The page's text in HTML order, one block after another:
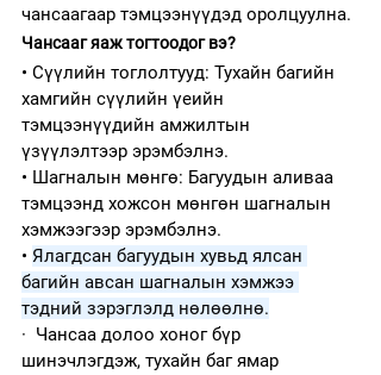
чансаагаар тэмцээнүүдэд оролцуулна.
Чансааг яаж тогтоодог вэ?
• Сүүлийн тоглолтууд: Тухайн багийн
хамгийн сүүлийн үеийн
тэмцээнүүдийн амжилтын
үзүүлэлтээр эрэмбэлнэ.
• Шагналын мөнгө: Багуудын аливаа
тэмцээнд хожсон мөнгөн шагналын
хэмжээгээр эрэмбэлнэ.
• Ялагдсан багуудын хувьд ялсан
багийн авсан шагналын хэмжээ
тэдний зэрэглэлд нөлөөлнө.
·  Чансаа долоо хоног бүр
шинэчлэгдэж, тухайн баг ямар